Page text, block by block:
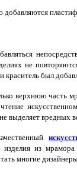
не
краситель был
верхнюю часть
выделяет вредных
изделия из
многие